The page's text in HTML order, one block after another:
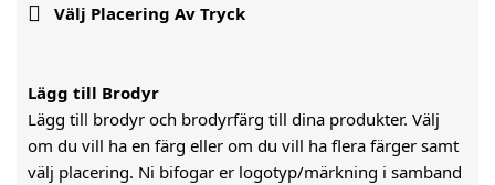
 Välj Placering Av Tryck
Lägg till Brodyr
Lägg till brodyr och brodyrfärg till dina produkter. Välj
om du vill ha en färg eller om du vill ha flera färger samt
välj placering. Ni bifogar er logotyp/märkning i samband